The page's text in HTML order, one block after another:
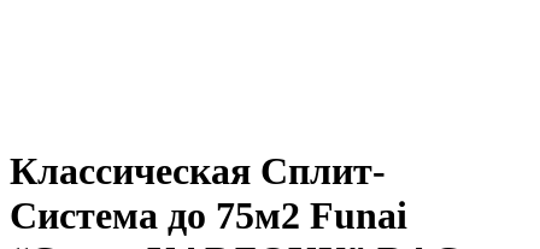
Классическая Сплит-
Система до 75м2 Funai